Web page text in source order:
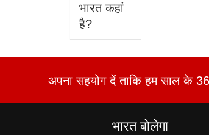
भारत कहां
है?
अपना सहयोग दें ताकि हम साल के
भारत बोलेगा